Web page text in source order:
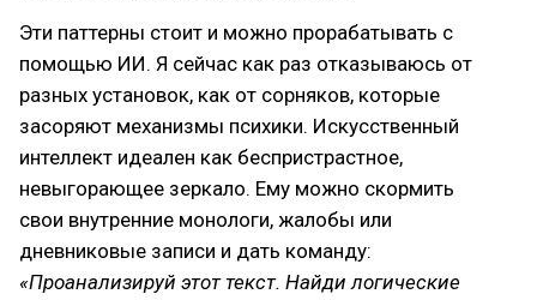
Эти паттерны стоит и можно прорабатывать с
помощью ИИ. Я сейчас как раз отказываюсь от
разных установок, как от сорняков, которые
засоряют механизмы психики. Искусственный
интеллект идеален как беспристрастное,
невыгорающее зеркало. Ему можно скормить
свои внутренние монологи, жалобы или
дневниковые записи и дать команду:
«Проанализируй этот текст. Найди логические